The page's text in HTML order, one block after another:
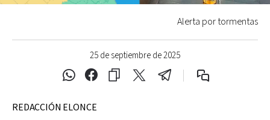
25 de septiembre de 2025
Alerta por tormentas
REDACCIÓN ELONCE